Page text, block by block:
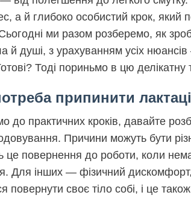
а й глибоко особистий крок, який
ми разом розберемо, як
й душі, з урахуванням усіх
Тоді пориньмо в цю делікатну
припинити
до практичних кроків, давайте
Причини можуть бути
це повернення до роботи, коли
Для інших — фізичний
повернути своє тіло собі, і це